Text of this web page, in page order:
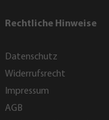
Rechtliche Hinweise
Datenschutz
Widerrufsrecht
Impressum
AGB